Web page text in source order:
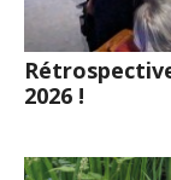
2026 !